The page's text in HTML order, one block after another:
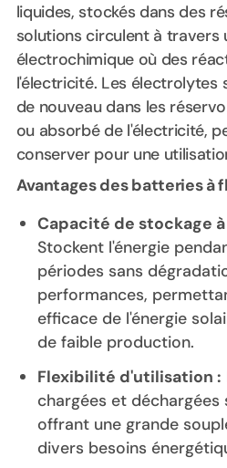
liquides, stockés dans des
solutions circulent à travers
électrochimique où des
l'électricité. Les électrolytes
de nouveau dans les
ou absorbé de l'électricité,
conserver pour une
Avantages des batteries à
Capacité de stockage
Stockent l'énergie
périodes sans
performances,
efficace de l'énergie
de faible production.
Flexibilité d'utilisation :
chargées et déchargées
offrant une grande
divers besoins